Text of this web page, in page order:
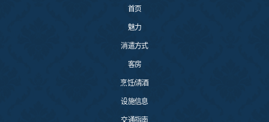
首页
魅力
消遣方式
客房
烹饪/清酒
设施信息
交通指南